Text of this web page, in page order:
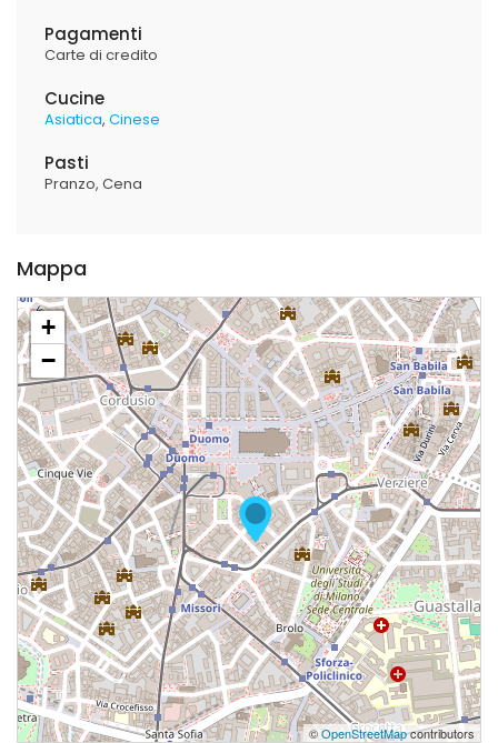
Pagamenti
Carte di credito
Cucine
Asiatica Cinese
Pasti
Pranzo Cena
Mappa
+
−
©OpenStreetMapcontributors